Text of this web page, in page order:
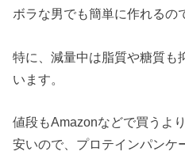
ボラな男でも簡単に作れるの
特に、減量中は脂質や糖質も
います。
値段もAmazonなどで買うよ
安いので、プロテインパンケ